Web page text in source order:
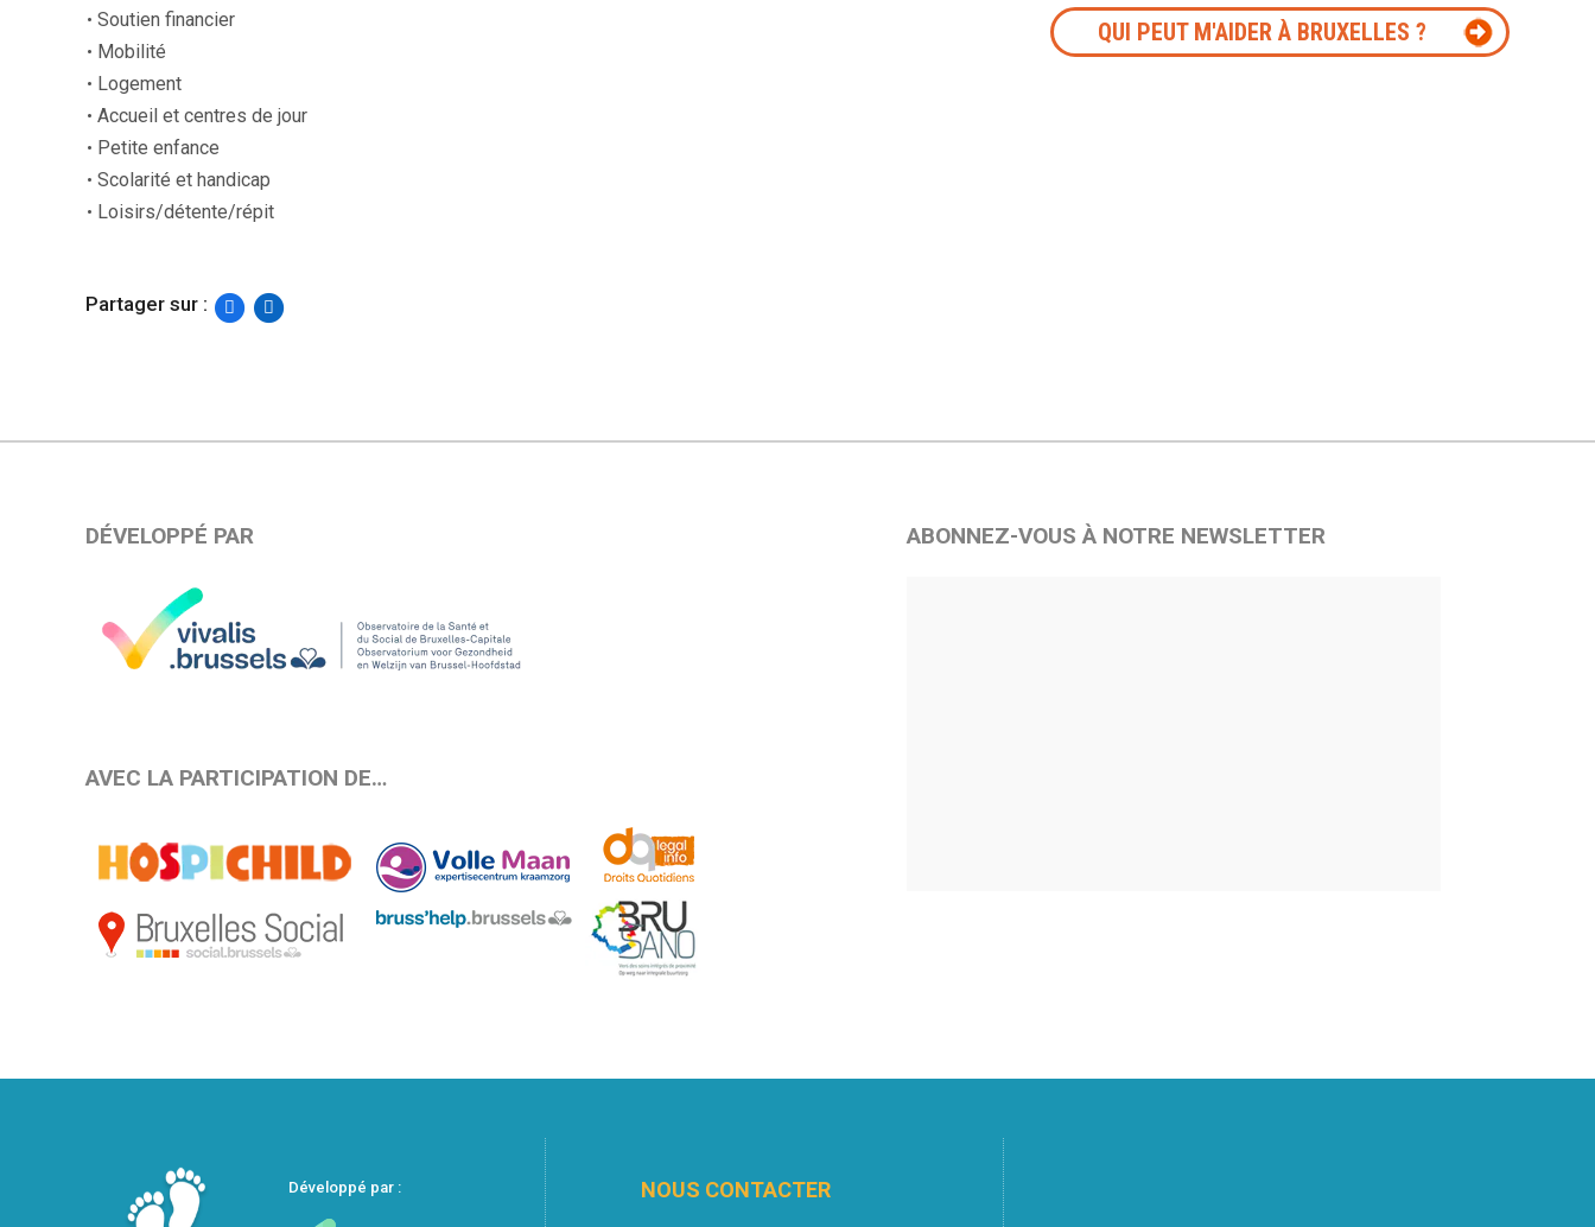
Soutien financier
Mobilité
Logement
Accueil et centres de jour
Petite enfance
Scolarité et handicap
Loisirs/détente/répit
Partager sur :
QUI PEUT M'AIDER À BRUXELLES ?
DÉVELOPPÉ PAR
AVEC LA PARTICIPATION DE…
ABONNEZ-VOUS À NOTRE NEWSLETTER
Développé par : NOUS CONTACTER